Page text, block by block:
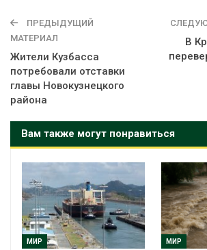
ПРЕДЫДУЩИЙ
МАТЕРИАЛ
Жители Кузбасса
потребовали отставки
главы Новокузнецкого
района
В
Вам также могут понравиться
МИР МИР